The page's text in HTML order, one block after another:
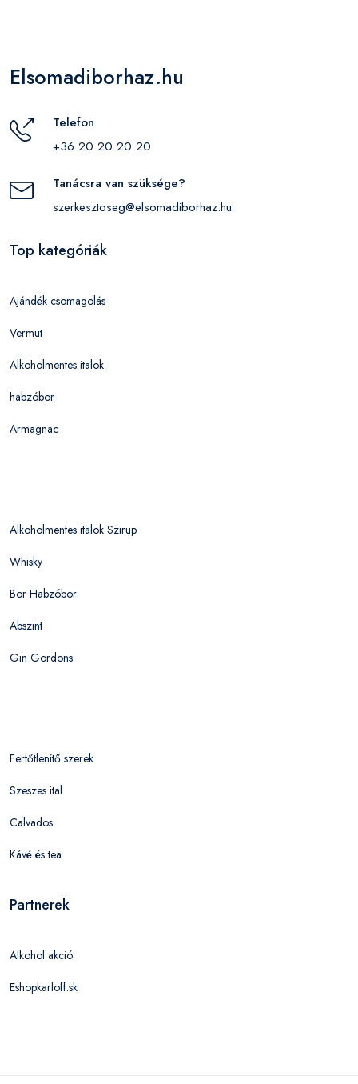
Elsomadiborhaz.hu
Telefon
+36 20 20 20 20
Tanácsra van szüksége?
szerkesztoseg@elsomadiborhaz.hu
Top kategóriák
Ajándék csomagolás
Vermut
Alkoholmentes italok
habzóbor
Armagnac
Alkoholmentes italok Szirup
Whisky
Bor Habzóbor
Abszint
Gin Gordons
Fertőtlenítő szerek
Szeszes ital
Calvados
Kávé és tea
Partnerek
Alkohol akció
Eshopkarloff.sk